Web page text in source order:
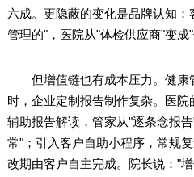
六成。更隐蔽的变化是品牌认知
管理的"，医院从"体检供应商"变成"
但增值链也有成本压力。健康
时，企业定制报告制作复杂。医
辅助报告解读，管家从"逐条念报
常"；引入客户自助小程序，常规
改期由客户自主完成。院长说："